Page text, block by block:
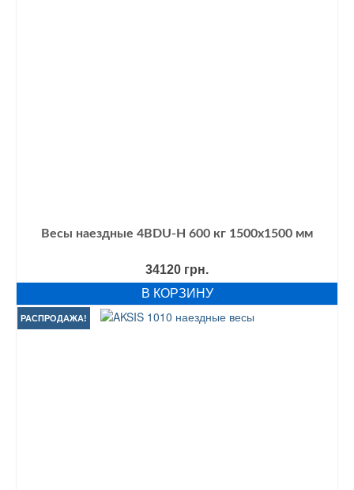
Весы наездные 4BDU-Н 600 кг 1500х1500 мм
34120 грн.
В КОРЗИНУ
РАСПРОДАЖА!